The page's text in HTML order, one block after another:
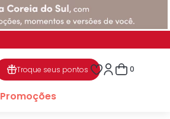
Troque seus pontos 0
Promoções